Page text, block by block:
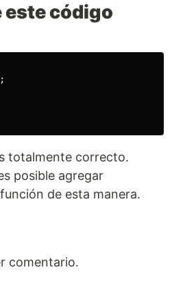
este código
totalmente correcto.
posible agregar
de esta manera.
comentario.